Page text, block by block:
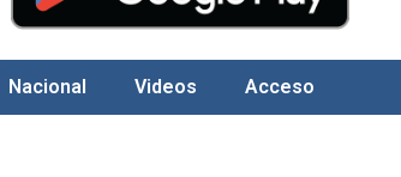
Nacional Videos Acceso